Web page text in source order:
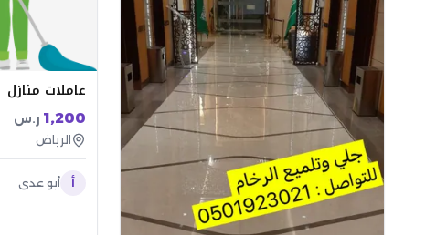
عاملات منازل
1,200 ر.س
الرياض
أ أبو عدي